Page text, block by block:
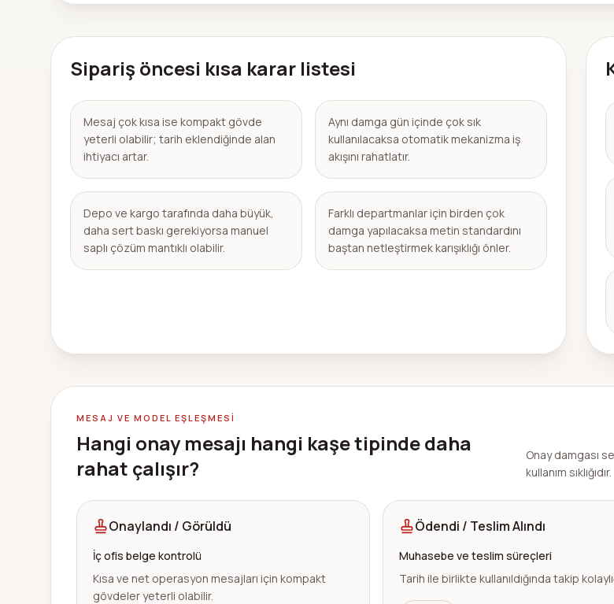
Sipariş öncesi kısa karar listesi
Mesaj çok kısa ise kompakt gövde
yeterli olabilir; tarih eklendiğinde alan
ihtiyacı artar.
Aynı damga gün içinde çok sık
kullanılacaksa otomatik mekanizma iş
akışını rahatlatır.
Depo ve kargo tarafında daha büyük,
daha sert baskı gerekiyorsa manuel
saplı çözüm mantıklı olabilir.
Farklı departmanlar için birden çok
damga yapılacaksa metin standardını
baştan netleştirmek karışıklığı önler.
MESAJ VE MODEL EŞLEŞMESI
Hangi onay mesajı hangi kaşe tipinde daha
rahat çalışır?
Onay damgası
kullanım sıklığıdır.
Onaylandı / Görüldü
İç ofis belge kontrolü
Kısa ve net operasyon mesajları için kompakt
gövdeler yeterli olabilir.
Ödendi / Teslim Alındı
Muhasebe ve teslim süreçleri
Tarih ile birlikte kullanıldığında takip